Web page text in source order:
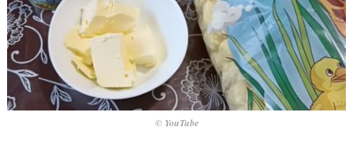
© YouTube